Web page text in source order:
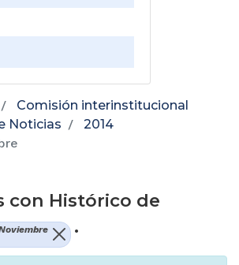
Comisión interinstitucional
Noticias
2014
ventana)
con Histórico de
.